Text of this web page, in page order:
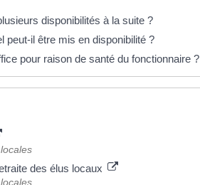
disponibilités à la suite ?
peut-il être mis en disponibilité ?
pour raison de santé du fonctionnaire ?
des élus locaux